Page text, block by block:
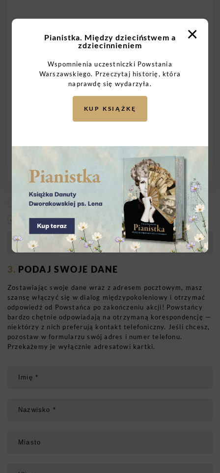
Wysyłam do dowolnego Powstańca
Wysyłam do wybranego Powstańca
PODAJ SWOJE DANE
Zostawiając swoje dane wraz z adresem pocztowym, masz
szansę włączyć się w dialog międzypokoleniowy i otrzymać
odpowiedź od Powstańca po zakończeniu akcji! Powstańcy
bardzo chętnie odpowiadają na otrzymaną korespondencję —
niektórzy z nich preferują kontakt telefoniczny. Jeśli chcesz,
pozostaw w formularzu swój adres i numer telefonu.
Przekażemy je wyłącznie adresatowi kartki.
×
Pianistka. Między dzieciństwem a
zdziecinnieniem
Wspomnienia uczestniczki Powstania
Warszawskiego. Przeczytaj historię, która
naprawdę się wydarzyła.
KUP KSIĄŻKĘ